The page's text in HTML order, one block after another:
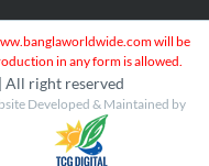
will be
in any form is allowed.
All right reserved
Developed & Maintained by